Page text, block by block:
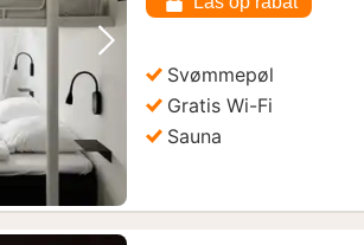
Næste billede
Svømmepøl
Gratis Wi-Fi
Sauna